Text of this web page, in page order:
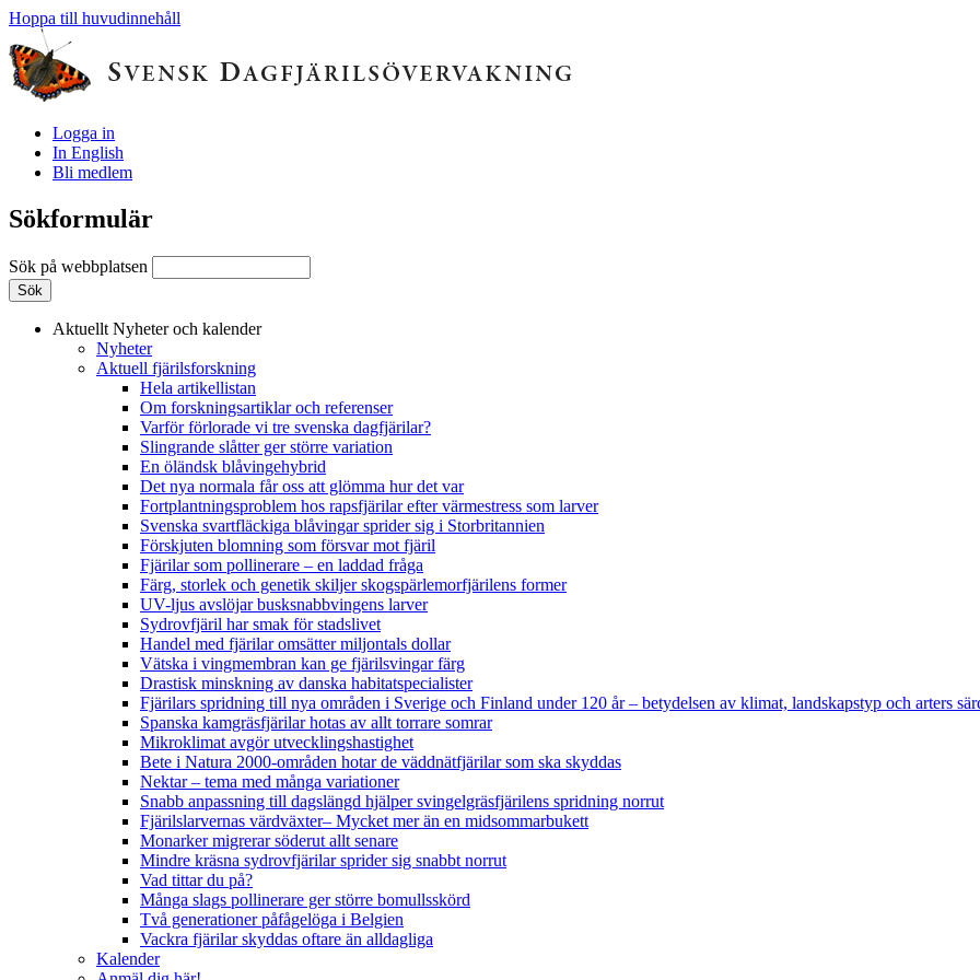
Hoppa till huvudinnehåll
Logga in
In English
Bli medlem
Sökformulär
Sök på webbplatsen
Aktuellt Nyheter och kalender
Nyheter
Aktuell fjärilsforskning
Hela artikellistan
Om forskningsartiklar och referenser
Varför förlorade vi tre svenska dagfjärilar?
Slingrande slåtter ger större variation
En öländsk blåvingehybrid
Det nya normala får oss att glömma hur det var
Fortplantningsproblem hos rapsfjärilar efter värmestress som larver
Svenska svartfläckiga blåvingar sprider sig i Storbritannien
Förskjuten blomning som försvar mot fjäril
Fjärilar som pollinerare – en laddad fråga
Färg, storlek och genetik skiljer skogspärlemorfjärilens former
UV-ljus avslöjar busksnabbvingens larver
Sydrovfjäril har smak för stadslivet
Handel med fjärilar omsätter miljontals dollar
Vätska i vingmembran kan ge fjärilsvingar färg
Drastisk minskning av danska habitatspecialister
Fjärilars spridning till nya områden i Sverige och Finland under 120 år– betydelsen av klimat, landskapstyp och arters
Spanska kamgräsfjärilar hotas av allt torrare somrar
Mikroklimat avgör utvecklingshastighet
Bete i Natura 2000-områden hotar de väddnätfjärilar som ska skyddas
Nektar – tema med många variationer
Snabb anpassning till dagslängd hjälper svingelgräsfjärilens spridning norrut
Fjärilslarvernas värdväxter– Mycket mer än en midsommarbukett
Monarker migrerar söderut allt senare
Mindre kräsna sydrovfjärilar sprider sig snabbt norrut
Vad tittar du på?
Många slags pollinerare ger större bomullsskörd
Två generationer påfågelöga i Belgien
Vackra fjärilar skyddas oftare än alldagliga
Kalender